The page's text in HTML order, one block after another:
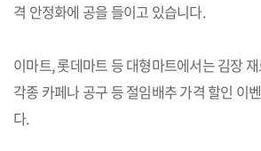
격 안정화에 공을 들이고 있습니다.
이마트, 롯데마트 등 대형마트에서는 김장
각종 카페나 공구 등 절임배추 가격 할인 이
다.